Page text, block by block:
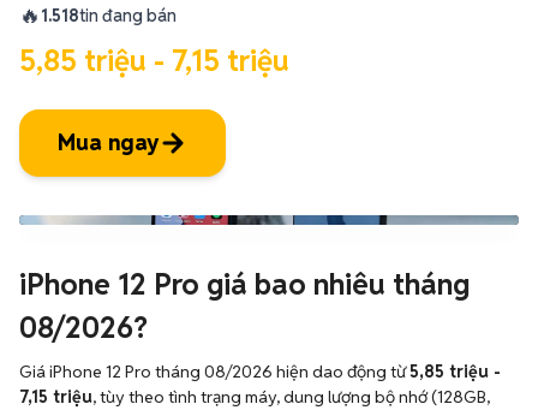
🔥 1.518tin đang bán
5,85 triệu - 7,15 triệu
Mua ngay
iPhone 12 Pro giá bao nhiêu tháng
08/2026?
Giá iPhone 12 Pro tháng 08/2026 hiện dao động từ5,85 triệu -
7,15 triệu, tùy theo tình trạng máy, dung lượng bộ nhớ (128GB,